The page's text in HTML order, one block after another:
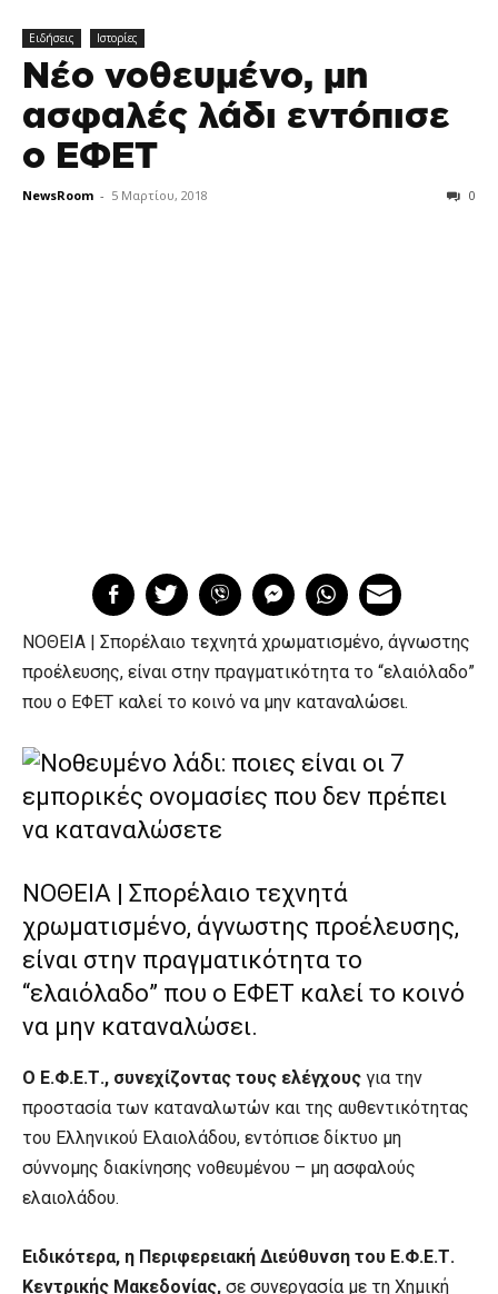
Ειδήσεις Ιστορίες
Νέο νοθευμένο, μη
ασφαλές λάδι εντόπισε
ο ΕΦΕΤ
NewsRoom - 5 Μαρτίου, 2018 0
ΝΟΘΕΙΑ | Σπορέλαιο τεχνητά χρωματισμένο, άγνωστης
προέλευσης, είναι στην πραγματικότητα το “ελαιόλαδο”
που ο ΕΦΕΤ καλεί το κοινό να μην καταναλώσει.
ΝΟΘΕΙΑ | Σπορέλαιο τεχνητά
χρωματισμένο, άγνωστης προέλευσης,
είναι στην πραγματικότητα το
“ελαιόλαδο” που ο ΕΦΕΤ καλεί το κοινό
να μην καταναλώσει.
Ο Ε.Φ.Ε.Τ., συνεχίζοντας τους ελέγχους για την
προστασία των καταναλωτών και της αυθεντικότητας
του Ελληνικού Ελαιολάδου, εντόπισε δίκτυο µη
σύννομης διακίνησης νοθευμένου – μη ασφαλούς
ελαιολάδου.
Ειδικότερα, η Περιφερειακή Διεύθυνση του Ε.Φ.Ε.Τ.
Κεντρικής Μακεδονίας, σε συνεργασία με τη Χημική